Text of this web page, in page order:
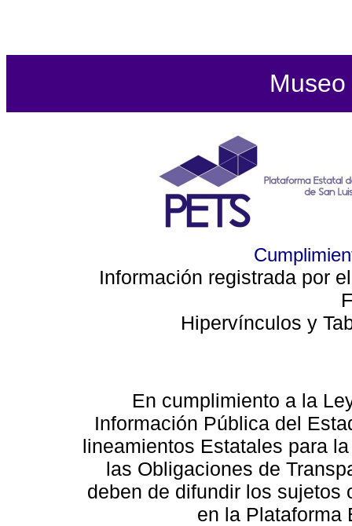
Información registrada por
Hipervínculos y
En cumplimiento a la
Información Pública del
lineamientos Estatales para
las Obligaciones de
deben de difundir los sujetos
en la Plataforma